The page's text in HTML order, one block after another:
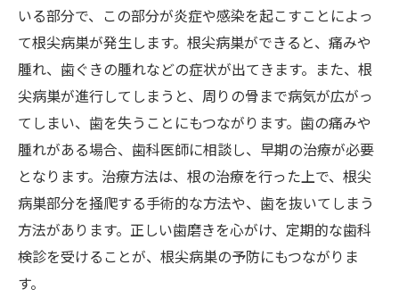
いる部分で、この部分が炎症や感染を起こすことによっ
て根尖病巣が発生します。根尖病巣ができると、痛みや
腫れ、歯ぐきの腫れなどの症状が出てきます。また、根
尖病巣が進行してしまうと、周りの骨まで病気が広がっ
てしまい、歯を失うことにもつながります。歯の痛みや
腫れがある場合、歯科医師に相談し、早期の治療が必要
となります。治療方法は、根の治療を行った上で、根尖
病巣部分を掻爬する手術的な方法や、歯を抜いてしまう
方法があります。正しい歯磨きを心がけ、定期的な歯科
検診を受けることが、根尖病巣の予防にもつながりま
す。